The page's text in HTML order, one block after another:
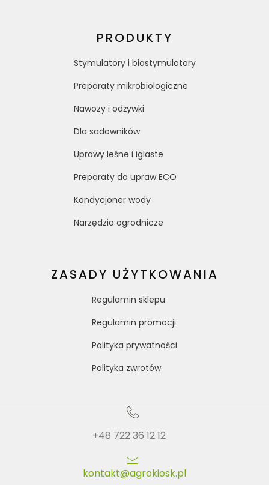
PRODUKTY
Stymulatory i biostymulatory
Preparaty mikrobiologiczne
Nawozy i odżywki
Dla sadowników
Uprawy leśne i iglaste
Preparaty do upraw ECO
Kondycjoner wody
Narzędzia ogrodnicze
ZASADY UŻYTKOWANIA
Regulamin sklepu
Regulamin promocji
Polityka prywatności
Polityka zwrotów
+48 722 36 12 12
kontakt@agrokiosk.pl